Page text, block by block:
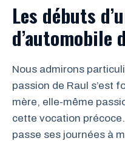
Les débuts
d’automobile
Nous admirons
passion de Raul s’est
mère, elle-même
cette vocation
passe ses journées à